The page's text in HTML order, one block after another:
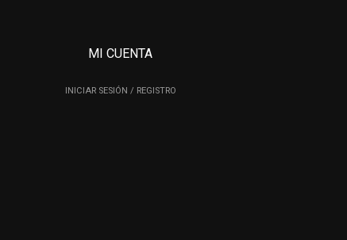
MI CUENTA
INICIAR SESIÓN / REGISTRO